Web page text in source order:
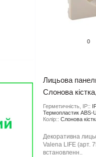
0
Лицьова
Слонова
Герметичність, IP::
Термопластик ABS-
Колір:: Слонова
Декоративна
Valena LIFE (арт.
встановленн..